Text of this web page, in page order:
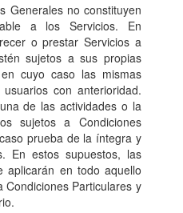
Generales no constituyen
a los Servicios. En
o prestar Servicios a
sujetos a sus propias
cuyo caso las mismas
con anterioridad.
de las actividades o la
sujetos a Condiciones
prueba de la íntegra y
En estos supuestos, las
aplicarán en todo aquello
Particulares y